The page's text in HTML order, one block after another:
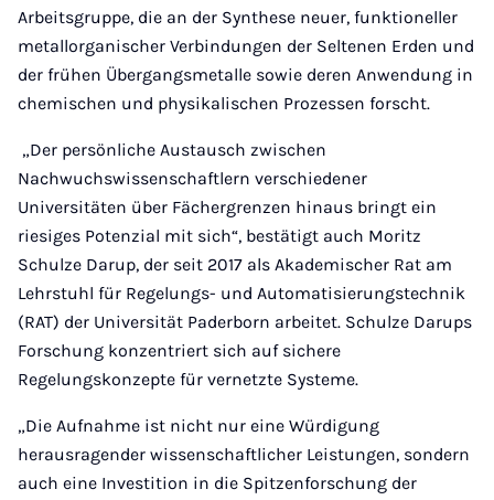
Arbeitsgruppe, die an der Synthese neuer, funktioneller
metallorganischer Verbindungen der Seltenen Erden und
der frühen Übergangsmetalle sowie deren Anwendung in
chemischen und physikalischen Prozessen forscht.
„Der persönliche Austausch zwischen
Nachwuchswissenschaftlern verschiedener
Universitäten über Fächergrenzen hinaus bringt ein
riesiges Potenzial mit sich“, bestätigt auch Moritz
Schulze Darup, der seit 2017 als Akademischer Rat am
Lehrstuhl für Regelungs- und Automatisierungstechnik
(RAT) der Universität Paderborn arbeitet. Schulze Darups
Forschung konzentriert sich auf sichere
Regelungskonzepte für vernetzte Systeme.
„Die Aufnahme ist nicht nur eine Würdigung
herausragender wissenschaftlicher Leistungen, sondern
auch eine Investition in die Spitzenforschung der